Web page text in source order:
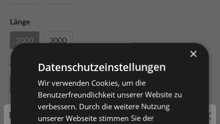
Länge
2000
3000
Tragkraft pro Rolle
Preisauszeichnung
×
Datenschutzeinstellungen
Wir verwenden Cookies, um die
Benutzerfreundlichkeit unserer Website zu
verbessern. Durch die weitere Nutzung
unserer Webseite stimmen Sie der